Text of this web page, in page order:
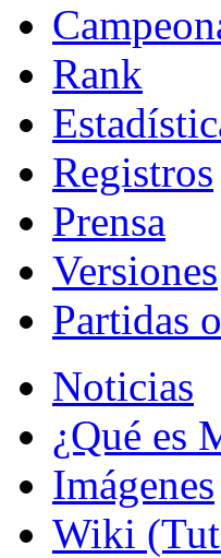
Rank
Registros
Prensa
Versiones
Partidas
Noticias
¿Qué es
Imágenes
Wiki